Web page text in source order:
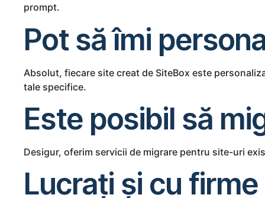
prompt.
Pot să îmi
Absolut, fiecare site creat de SiteBox este
tale specifice.
Este posibil să
Desigur, oferim servicii de migrare pentru site-uri
Lucrați și cu